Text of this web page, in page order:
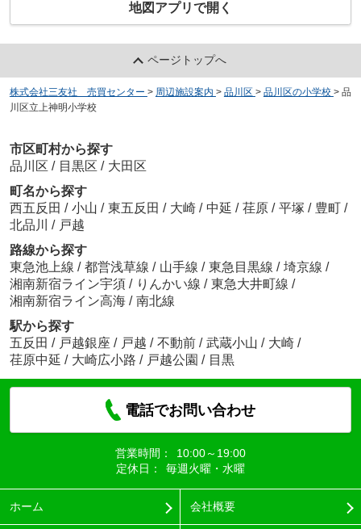
地図アプリで開く
ページトップへ
株式会社三友社 売買センター > 周辺施設案内 > 品川区 > 品川区の小学校 > 品
川区立上神明小学校
市区町村から探す
品川区 / 目黒区 / 大田区
町名から探す
西五反田 / 小山 / 東五反田 / 大崎 / 中延 / 荏原 / 平塚 / 豊町 /
北品川 / 戸越
路線から探す
東急池上線 / 都営浅草線 / 山手線 / 東急目黒線 / 埼京線 /
湘南新宿ライン宇須 / りんかい線 / 東急大井町線 /
湘南新宿ライン高海 / 南北線
駅から探す
五反田 / 戸越銀座 / 戸越 / 不動前 / 武蔵小山 / 大崎 /
荏原中延 / 大崎広小路 / 戸越公園 / 目黒
電話でお問い合わせ
営業時間：
10:00～19:00
定休日：
毎週火曜・水曜
ホーム 会社概要